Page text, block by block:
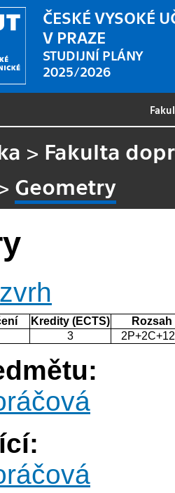
ČESKÉ VYSOKÉ
V PRAZE
STUDIJNÍ PLÁNY
2025/2026
> Fakulta
Geometry
Kredity (ECTS)
Rozsah
3